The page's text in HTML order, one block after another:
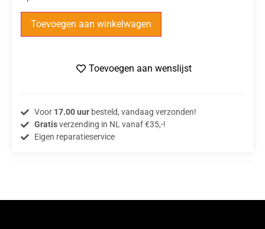
Toevoegen aan winkelwagen
Toevoegen aan wenslijst
Voor 17.00 uurbesteld, vandaag verzonden!
Gratisverzending in NL vanaf €35,-!
Eigen reparatieservice